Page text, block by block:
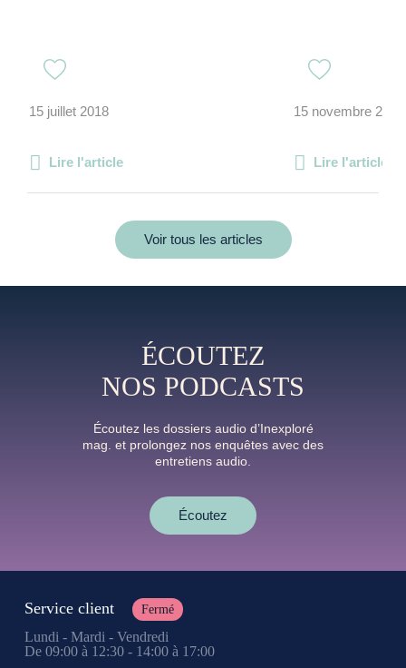
15 juillet 2018
Lire l'article
15 novembre 2018
Lire l'article
Voir tous les articles
ÉCOUTEZ
NOS PODCASTS
Écoutez les dossiers audio d’Inexploré
mag. et prolongez nos enquêtes avec des
entretiens audio.
Écoutez
Service client Fermé
Lundi - Mardi - Vendredi
De 09:00 à 12:30 - 14:00 à 17:00